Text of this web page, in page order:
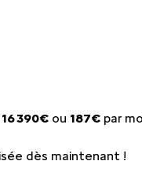
16 390€ ou 187€ par
dès maintenant !